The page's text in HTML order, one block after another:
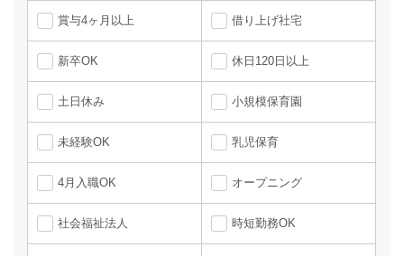
賞与4ヶ月以上 借り上げ社宅
新卒OK 休日120日以上
土日休み 小規模保育園
未経験OK 乳児保育
4月入職OK オープニング
社会福祉法人 時短勤務OK